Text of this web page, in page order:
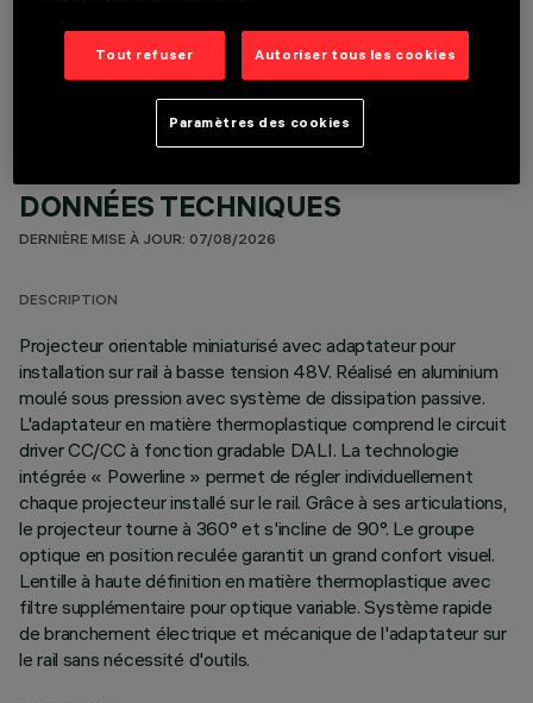
COMPOSANTS OPTIONNELS
DONNÉES TECHNIQUES
DERNIÈRE MISE À JOUR: 07/08/2026
DESCRIPTION
Projecteur orientable miniaturisé avec adaptateur pour
installation sur rail à basse tension 48V. Réalisé en aluminium
moulé sous pression avec système de dissipation passive.
L'adaptateur en matière thermoplastique comprend le circuit
driver CC/CC à fonction gradable DALI. La technologie
intégrée « Powerline » permet de régler individuellement
chaque projecteur installé sur le rail. Grâce à ses articulations,
le projecteur tourne à 360° et s'incline de 90°. Le groupe
optique en position reculée garantit un grand confort visuel.
Lentille à haute définition en matière thermoplastique avec
filtre supplémentaire pour optique variable. Système rapide
de branchement électrique et mécanique de l'adaptateur sur
le rail sans nécessité d'outils.
Tout refuser Autoriser tous les cookies
Paramètres des cookies